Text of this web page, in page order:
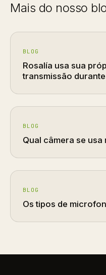
Mais do nosso
BLOG
Rosalía usa sua
transmissão
BLOG
Qual câmera se usa
BLOG
Os tipos de